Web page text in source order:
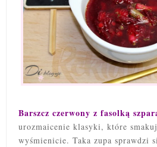
Barszcz czerwony z fasolką
urozmaicenie klasyki, które
wyśmienicie. Taka zupa sprawdzi